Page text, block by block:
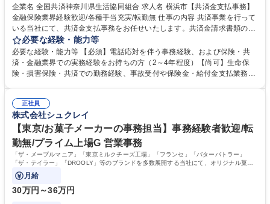
企業名 全国共済神奈川県生活協同組合 求人名 横浜市【共済金支払事務】
金融保険業界経験歓迎/各種手当充実/転勤無 仕事の内容 共済事業を行って
いる当社にて、共済金支払事務をお任せいたします。共済金請求書類の受
付・内容確認・審査・データ入力のほか、加入者様や医療機関等からの問
い合わせ電話対応や書類発送等を担当します。 ■共済金請求書類の受付、
内容確認、および共済金支払に関する審査・事務処理業務全般を担当 ■専
用システムへのデータ入力、各種必要書類の作成・発送作業 ■加入者様や
指定する業務 募集職種 横浜市【共済金支払事務】金融保険業界経験歓迎/
各種手当充実/転勤無
必要な経験・能力等
必要な経験・能力等 【必須】電話応対を伴う事務経験、および保険・共
済・金融業界での実務経験をお持ちの方（2～4年程度）【尚可】生命保
険・損害保険・共済での勤務経験、事故受付や保険金・給付金支払業務経
務へのキャリアチェンジ希望者も大歓迎です！ 学歴・資格 学歴：大学院
大学 高専 短大 専修学校 高校 語学力： 資格：
正社員
株式会社シュクレイ
【東京/お菓子メーカーの事務担当】事務経験者歓迎/転
勤無/プライム上場G 営業事務
「ザ・メープルマニア」「東京ミルクチーズ工場」「フランセ」「バターバトラー」
「ザ・テイラー」「DROOLY」等のブランドを多数展開する当社にて、オリジナル菓子
ブランド商品の事務業務をお任せいたします。
月給
30万円～36万円